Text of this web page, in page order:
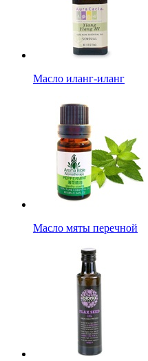
Масло иланг-иланг
Масло мяты перечной